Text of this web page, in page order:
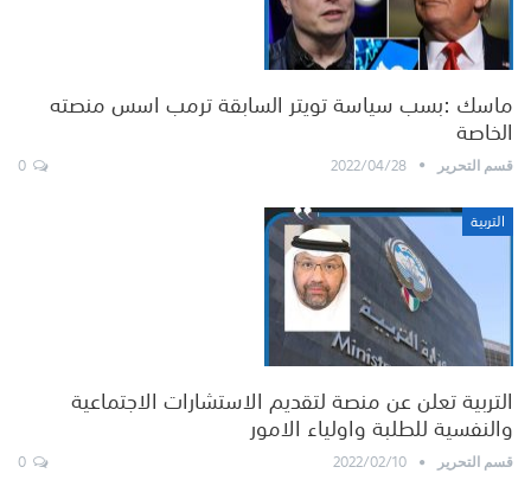
ماسك :بسب سياسة تويتر السابقة ترمب اسس منصته
الخاصة
قسم التحرير 2022/04/28
التربية
التربية تعلن عن منصة لتقديم الاستشارات الاجتماعية
والنفسية للطلبة واولياء الامور
قسم التحرير 2022/02/10